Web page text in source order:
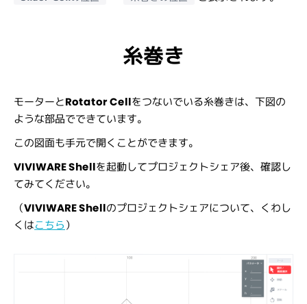
糸巻き
モーターとRotator Cellをつないでいる糸巻きは、下図の
ような部品でできています。
この図面も手元で開くことができます。
VIVIWARE Shellを起動してプロジェクトシェア後、確認し
てみてください。
（VIVIWARE Shellのプロジェクトシェアについて、くわし
くはこちら）